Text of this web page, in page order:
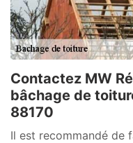
Contactez MW
bâchage de
88170
Il est recommandé de